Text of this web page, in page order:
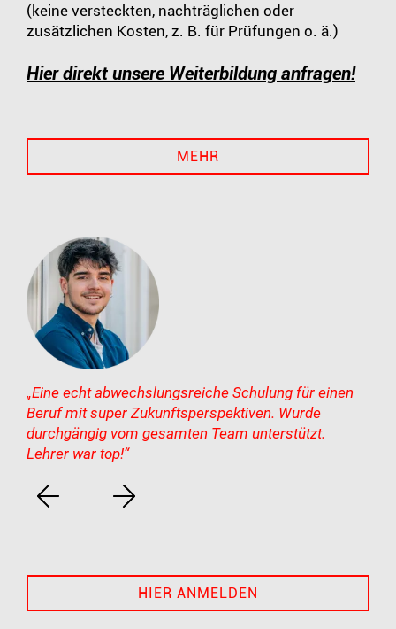
(keine versteckten, nachträglichen oder
zusätzlichen Kosten, z. B. für Prüfungen o. ä.)
Hier direkt unsere Weiterbildung anfragen!
MEHR
„Eine echt abwechslungsreiche Schulung für einen
Beruf mit super Zukunftsperspektiven. Wurde
durchgängig vom gesamten Team unterstützt.
Lehrer war top!“
HIER ANMELDEN